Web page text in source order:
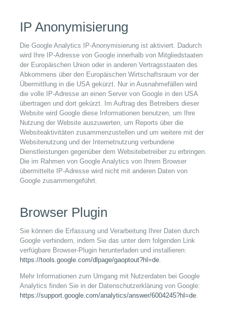
IP Anonymisierung
Die Google Analytics IP-Anonymisierung ist aktiviert. Dadurch
wird Ihre IP-Adresse von Google innerhalb von Mitgliedstaaten
der Europäischen Union oder in anderen Vertragsstaaten des
Abkommens über den Europäischen Wirtschaftsraum vor der
Übermittlung in die USA gekürzt. Nur in Ausnahmefällen wird
die volle IP-Adresse an einen Server von Google in den USA
übertragen und dort gekürzt. Im Auftrag des Betreibers dieser
Website wird Google diese Informationen benutzen, um Ihre
Nutzung der Website auszuwerten, um Reports über die
Websiteaktivitäten zusammenzustellen und um weitere mit der
Websitenutzung und der Internetnutzung verbundene
Dienstleistungen gegenüber dem Websitebetreiber zu erbringen.
Die im Rahmen von Google Analytics von Ihrem Browser
übermittelte IP-Adresse wird nicht mit anderen Daten von
Google zusammengeführt.
Browser Plugin
Sie können die Erfassung und Verarbeitung Ihrer Daten durch
Google verhindern, indem Sie das unter dem folgenden Link
verfügbare Browser-Plugin herunterladen und installieren:
https://tools.google.com/dlpage/gaoptout?hl=de.
Mehr Informationen zum Umgang mit Nutzerdaten bei Google
Analytics finden Sie in der Datenschutzerklärung von Google:
https://support.google.com/analytics/answer/6004245?hl=de.